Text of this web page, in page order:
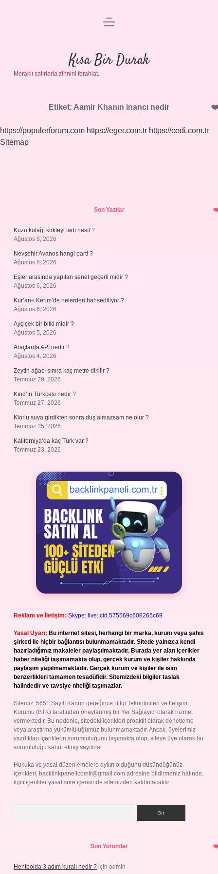
Anasayfa
Gizlilik Politikası
Yasal Uyarı
menüyü
Kısa Bir Durak
Meraklı satırlarla zihnini ferahlat.
Etiket: Aamir Khanın inancı nedir
https://populerforum.com https://eger.com.tr https://cedi.com.tr
Sitemap
Son Yazılar
Kuzu kulağı kokteyl tadı nasıl ?
Ağustos 8, 2026
Nevşehir Avanos hangi parti ?
Ağustos 8, 2026
Eşler arasında yapılan senet geçerli midir ?
Ağustos 6, 2026
Kur’an-ı Kerim’de nelerden bahsediliyor ?
Ağustos 6, 2026
Ayçiçek bir bitki midir ?
Ağustos 5, 2026
Araçlarda API nedir ?
Ağustos 4, 2026
Zeytin ağacı sınıra kaç metre dikilir ?
Temmuz 29, 2026
Kınd’ın Türkçesi nedir ?
Temmuz 27, 2026
Klorlu suya girdikten sonra duş almazsam ne olur ?
Temmuz 25, 2026
Kaliforniya’da kaç Türk var ?
Temmuz 23, 2026
Reklam ve İletişim: Skype: live:.cid.575569c608265c69
Yasal Uyarı: Bu internet sitesi, herhangi bir marka, kurum veya şahıs
şirketi ile hiçbir bağlantısı bulunmamaktadır. Sitede yalnızca kendi
hazırladığımız makaleler paylaşılmaktadır. Burada yer alan içerikler
haber niteliği taşımamakta olup, gerçek kurum ve kişiler hakkında
paylaşım yapılmamaktadır. Gerçek kurum ve kişiler ile isim
benzerlikleri tamamen tesadüfidir. Sitemizdeki bilgiler taslak
halindedir ve tavsiye niteliği taşımazlar.
Sitemiz, 5651 Sayılı Kanun gereğince Bilgi Teknolojileri ve İletişim
Kurumu (BTK) tarafından onaylanmış bir Yer Sağlayıcı olarak hizmet
vermektedir. Bu nedenle, sitedeki içerikleri proaktif olarak denetleme
veya araştırma yükümlülüğümüz bulunmamaktadır. Ancak, üyelerimiz
yazdıkları içeriklerin sorumluluğunu taşımakta olup, siteye üye olarak bu
sorumluluğu kabul etmiş sayılırlar.
Hukuka ve yasal düzenlemelere aykırı olduğunu düşündüğünüz
içerikleri, backlinkpanelicomtr@gmail.com adresine bildirmeniz halinde,
ilgili içerikler yasal süre içerisinde sitemizden kaldırılacaktır.
Son Yorumlar
Hentbolda 3 adım kuralı nedir ? için admin